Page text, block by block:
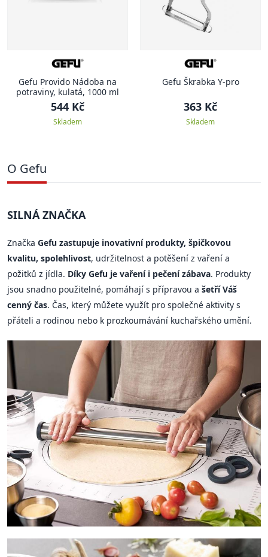
Gefu Provido Nádoba na
potraviny, kulatá, 1000 ml
544 Kč
Skladem
Gefu Škrabka Y-pro
363 Kč
Skladem
O Gefu
SILNÁ ZNAČKA
Značka Gefu zastupuje inovativní produkty, špičkovou
kvalitu, spolehlivost, udržitelnost a potěšení z vaření a
požitků z jídla. Díky Gefu je vaření i pečení zábava. Produkty
jsou snadno použitelné, pomáhají s přípravou a šetří Váš
cenný čas. Čas, který můžete využít pro společné aktivity s
přáteli a rodinou nebo k prozkoumávání kuchařského umění.